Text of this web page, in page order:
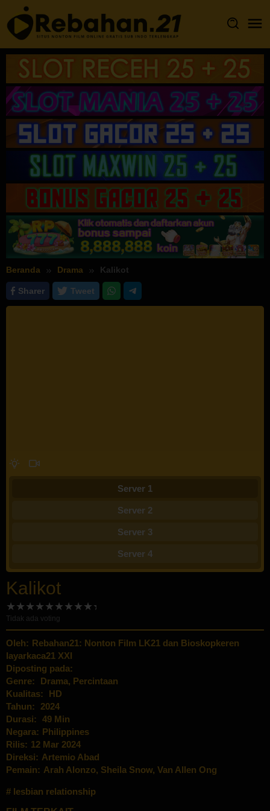
Loncat
ke
konten
Beranda Drama Kalikot
Sharer Tweet
Server 1
Server 2
Server 3
Server 4
Kalikot
Tidak ada voting
Oleh: Rebahan21: Nonton Film LK21 dan Bioskopkeren
layarkaca21 XXI
Diposting pada:
Genre:
Drama, Percintaan
Kualitas:
HD
Tahun:
2024
Durasi: 49 Min
Negara: Philippines
Rilis: 12 Mar 2024
Direksi: Artemio Abad
Pemain: Arah Alonzo, Sheila Snow, Van Allen Ong
lesbian relationship